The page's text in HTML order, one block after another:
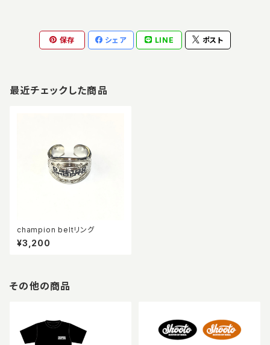
保存 シェア LINE ポスト
最近チェックした商品
champion beltリング
¥3,200
その他の商品